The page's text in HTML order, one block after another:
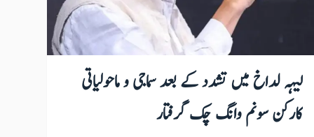
لیہہ لداخ میں تشدد کے بعد سماجی و ماحولیاتی
کارکن سونم وانگ چک گرفتار